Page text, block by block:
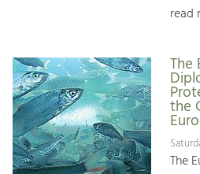
read
The
the
The